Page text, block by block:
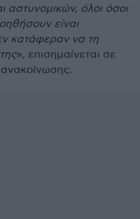
αστυνομικών, όλοι όσοι
είναι
κατάφεραν να τη
», επισημαίνεται σε
ανακοίνωσης.